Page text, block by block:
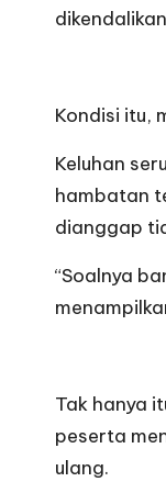
Kondisi itu,
Keluhan
hambatan
dianggap
“Soalnya
Tak hanya
peserta
ulang.